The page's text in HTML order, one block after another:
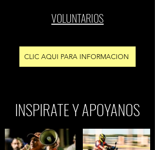
VOLUNTARIOS
CLIC AQUI PARA INFORMACION
INSPIRATE Y APOYANOS